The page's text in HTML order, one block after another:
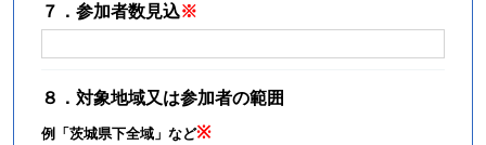
７．参加者数見込
８．対象地域又は参加者の範囲
例「茨城県下全域」など